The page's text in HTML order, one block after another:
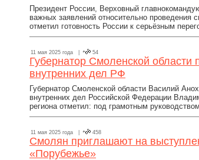
Президент России, Верховный
важных заявлений относительно проведения
отметил готовность России к серьёзным
11 мая 2025 года | 54
Губернатор Смоленской
внутренних дел РФ
Губернатор Смоленской области Василий
внутренних дел Российской Федерации
региона отметил: под грамотным
11 мая 2025 года | 458
Смолян приглашают на
«Порубежье»